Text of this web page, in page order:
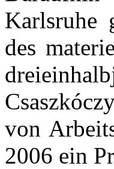
Karlsruhe
des
von
2006 ein